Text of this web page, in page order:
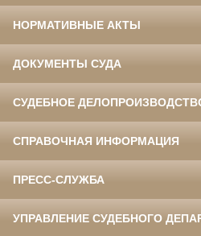
НОРМАТИВНЫЕ АКТЫ
ДОКУМЕНТЫ СУДА
СУДЕБНОЕ
СПРАВОЧНАЯ ИНФОРМАЦИЯ
ПРЕСС-СЛУЖБА
УПРАВЛЕНИЕ СУДЕБНОГО